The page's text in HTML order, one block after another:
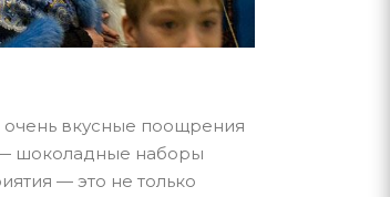
вкусные поощрения
— шоколадные наборы
— это не только